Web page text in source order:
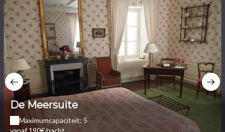
De Meersuite
Maximumcapaciteit: 5